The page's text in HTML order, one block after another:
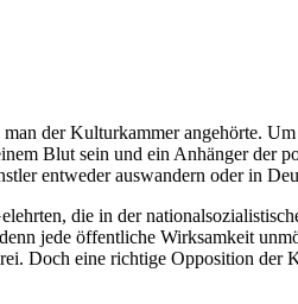
der Kulturkammer angehörte.
Blut sein und ein Anhänger
entweder auswandern oder in
die in der
jede öffentliche Wirksamkeit
Doch eine richtige Opposition